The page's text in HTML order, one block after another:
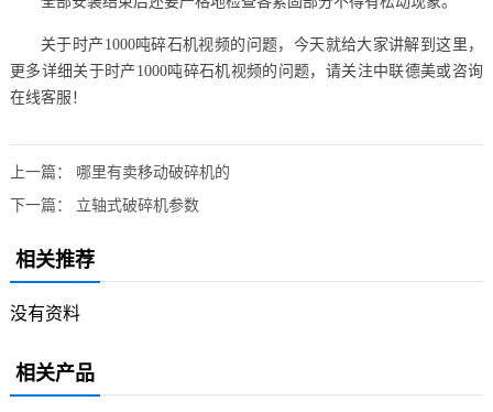
关于时产1000吨碎石机视频的问题，今天就给大家讲解到这里，
更多详细关于时产1000吨碎石机视频的问题，请关注中联德美或咨询
在线客服！
上一篇： 哪里有卖移动破碎机的
下一篇： 立轴式破碎机参数
相关推荐
没有资料
相关产品